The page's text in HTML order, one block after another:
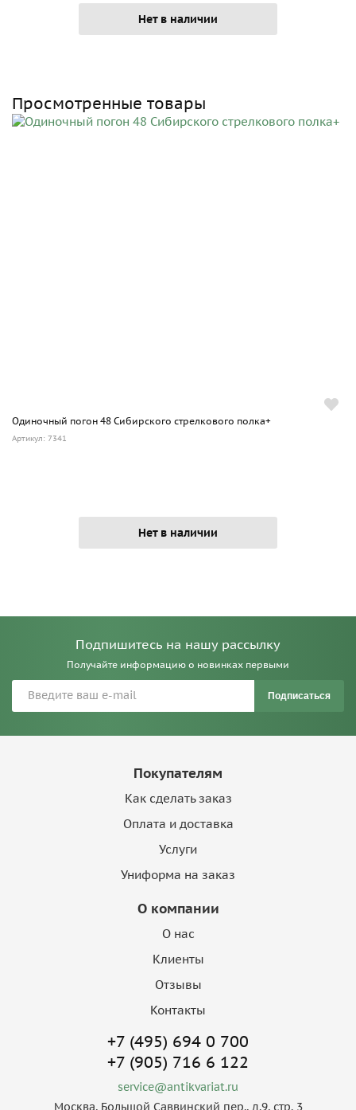
Нет в наличии
Просмотренные товары
Одиночный погон 48 Сибирского стрелкового полка+
Артикул: 7341
Нет в наличии
Подпишитесь на нашу рассылку
Получайте информацию о новинках первыми
Подписаться
Покупателям
Как сделать заказ
Оплата и доставка
Услуги
Униформа на заказ
О компании
О нас
Клиенты
Отзывы
Контакты
+7 (495) 694 0 700
+7 (905) 716 6 122
service@antikvariat.ru
Москва, Большой Саввинский пер., д.9, стр. 3